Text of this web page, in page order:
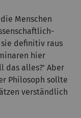
Menschen
definitiv raus
hier
das alles?' Aber
Philosoph sollte
verständlich